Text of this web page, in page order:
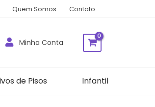
Quem Somos Contato
Minha Conta
de Pisos Infantil